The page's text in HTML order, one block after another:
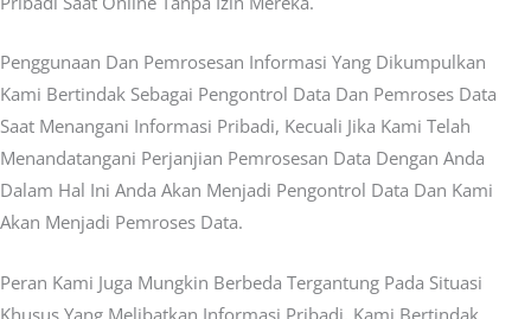
Penggunaan Dan Pemrosesan Informasi Yang Dikumpulkan
Kami Bertindak Sebagai Pengontrol Data Dan Pemroses Data
Saat Menangani Informasi Pribadi, Kecuali Jika Kami Telah
Menandatangani Perjanjian Pemrosesan Data Dengan Anda
Dalam Hal Ini Anda Akan Menjadi Pengontrol Data Dan Kami
Akan Menjadi Pemroses Data.
Peran Kami Juga Mungkin Berbeda Tergantung Pada Situasi
Khusus Yang Melibatkan Informasi Pribadi. Kami Bertindak